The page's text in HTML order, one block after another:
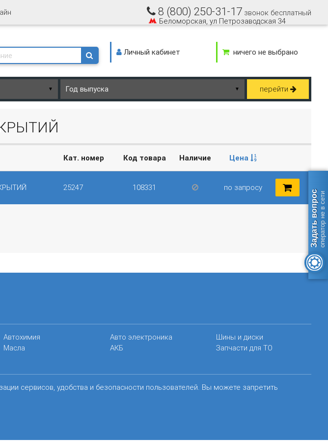
8 (800) 250-31-17 звонок бесплатный
Беломорская, ул Петрозаводская 34
Личный кабинет
ничего не выбрано
▼ ▼ перейти
Кат. номер Код товара Наличие Цена
25247 108331 по запросу
Автохимия
Масла
Авто электроника
АКБ
Шины и диски
Запчасти для ТО
сервисов, удобства и безопасности пользователей. Вы можете запретить
Задать вопросоператор не в сети